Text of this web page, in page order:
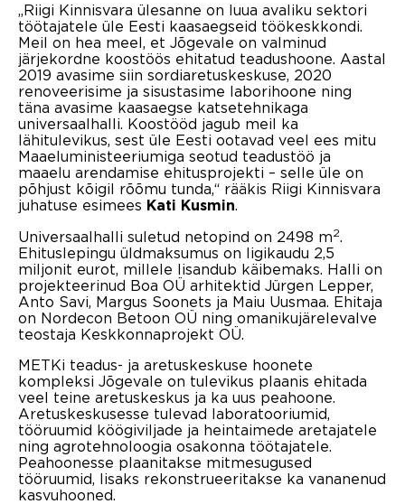
„Riigi Kinnisvara ülesanne on luua avaliku sektori
töötajatele üle Eesti kaasaegseid töökeskkondi.
Meil on hea meel, et Jõgevale on valminud
järjekordne koostöös ehitatud teadushoone. Aastal
2019 avasime siin sordiaretuskeskuse, 2020
renoveerisime ja sisustasime laborihoone ning
täna avasime kaasaegse katsetehnikaga
universaalhalli. Koostööd jagub meil ka
lähitulevikus, sest üle Eesti ootavad veel ees mitu
Maaeluministeeriumiga seotud teadustöö ja
maaelu arendamise ehitusprojekti – selle üle on
põhjust kõigil rõõmu tunda,“ rääkis Riigi Kinnisvara
juhatuse esimees Kati Kusmin.
Universaalhalli suletud netopind on 2498 m2.
Ehituslepingu üldmaksumus on ligikaudu 2,5
miljonit eurot, millele lisandub käibemaks. Halli on
projekteerinud Boa OÜ arhitektid Jürgen Lepper,
Anto Savi, Margus Soonets ja Maiu Uusmaa. Ehitaja
on Nordecon Betoon OÜ ning omanikujärelevalve
teostaja Keskkonnaprojekt OÜ.
METKi teadus- ja aretuskeskuse hoonete
kompleksi Jõgevale on tulevikus plaanis ehitada
veel teine aretuskeskus ja ka uus peahoone.
Aretuskeskusesse tulevad laboratooriumid,
tööruumid köögiviljade ja heintaimede aretajatele
ning agrotehnoloogia osakonna töötajatele.
Peahoonesse plaanitakse mitmesugused
tööruumid, lisaks rekonstrueeritakse ka vananenud
kasvuhooned.